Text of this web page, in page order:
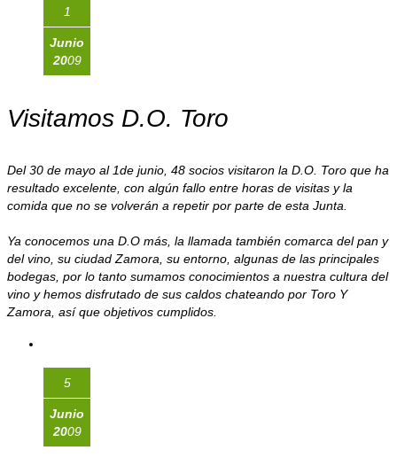
1
Junio
2009
Visitamos D.O. Toro
Del 30 de mayo al 1de junio, 48 socios visitaron la D.O. Toro que ha
resultado excelente, con algún fallo entre horas de visitas y la
comida que no se volverán a repetir por parte de esta Junta.
Ya conocemos una D.O más, la llamada también comarca del pan y
del vino, su ciudad Zamora, su entorno, algunas de las principales
bodegas, por lo tanto sumamos conocimientos a nuestra cultura del
vino y hemos disfrutado de sus caldos chateando por Toro Y
Zamora, así que objetivos cumplidos.
5
Junio
2009